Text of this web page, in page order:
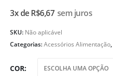
3x deR$6,67 sem juros
SKU: Não aplicável
Categorias:Acessórios Alimentação,
COR